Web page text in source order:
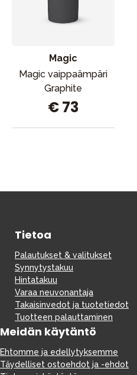
Magic
Magic vaippaämpäri
Graphite
€ 73
Tietoa
Palautukset & valitukset
Synnytystakuu
Hintatakuu
Varaa neuvonantaja
Takaisinvedot ja tuotetiedot
Tuotteen palauttaminen
Meidän käytäntö
Ehtomme ja edellytyksemme
Täydelliset ostoehdot ja -ehdot